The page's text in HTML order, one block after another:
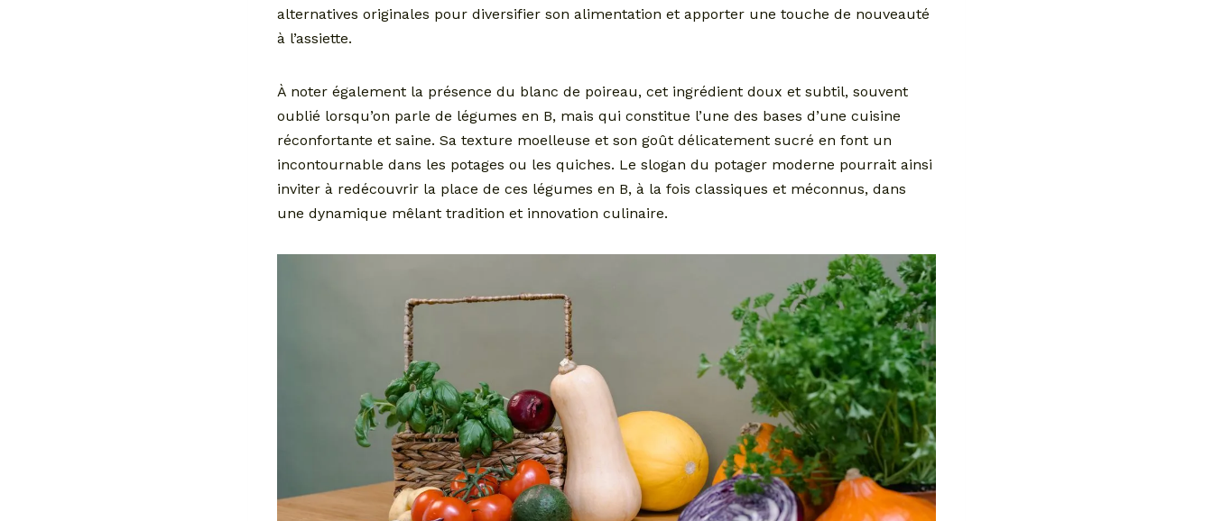
alternatives originales pour diversifier son alimentation et apporter une touche de nouveauté
à l’assiette.
À noter également la présence du blanc de poireau, cet ingrédient doux et subtil, souvent
oublié lorsqu’on parle de légumes en B, mais qui constitue l’une des bases d’une cuisine
réconfortante et saine. Sa texture moelleuse et son goût délicatement sucré en font un
incontournable dans les potages ou les quiches. Le slogan du potager moderne pourrait ainsi
inviter à redécouvrir la place de ces légumes en B, à la fois classiques et méconnus, dans
une dynamique mêlant tradition et innovation culinaire.